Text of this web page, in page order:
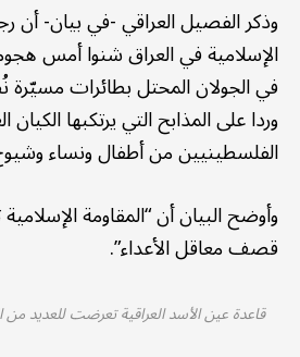
وذكر الفصيل العراقي -في بيان- أن
الإسلامية في العراق شنوا أمس
في الجولان المحتل بطائرات مسيّرة
وردا على المذابح التي يرتكبها
الفلسطينيين من أطفال ونساء
وأوضح البيان أن “المقاومة
قصف معاقل الأعداء”.
قاعدة عين الأسد العراقية تعرضت للعديد